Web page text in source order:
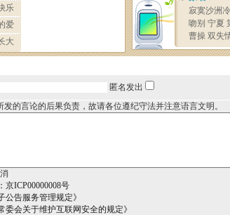
匿名发出
发的言论的后果负责，故请各位遵纪守法并注意语言文明。
ICP00000008号
公告服务管理规定》
委会关于维护互联网安全的规定》